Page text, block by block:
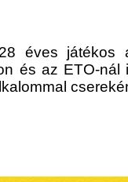
éves játékos
és az ETO-